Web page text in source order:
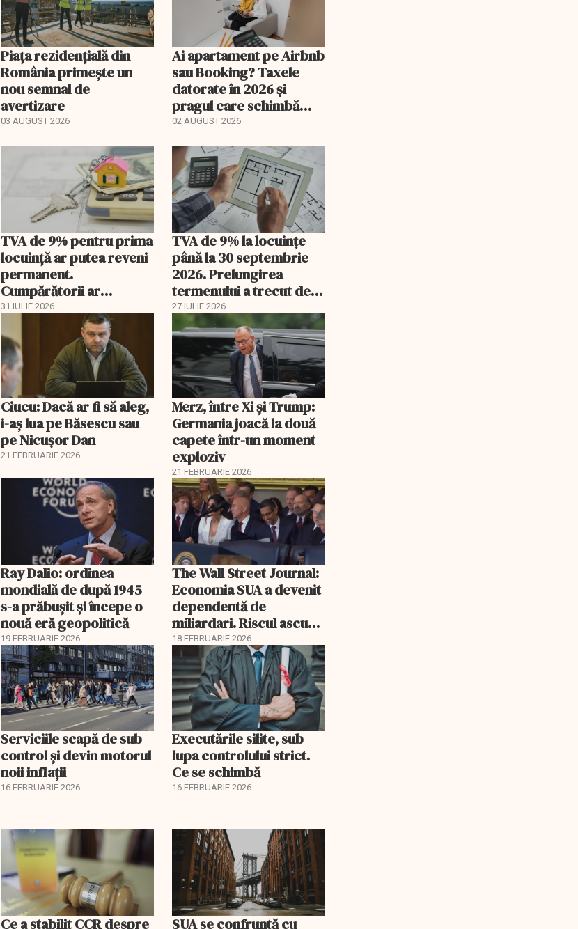
Piața rezidențială din
România primește un
nou semnal de
avertizare
03 AUGUST 2026
Ai apartament pe Airbnb
sau Booking? Taxele
datorate în 2026 și
pragul care schimbă
regimul fiscal
02 AUGUST 2026
TVA de 9% pentru prima
locuință ar putea reveni
permanent.
Cumpărătorii ar
economisi zeci de mii de
31 IULIE 2026
TVA de 9% la locuințe
până la 30 septembrie
2026. Prelungirea
termenului a trecut de
comisia din Parlament
27 IULIE 2026
Ciucu: Dacă ar fi să aleg,
i-aș lua pe Băsescu sau
pe Nicușor Dan
21 FEBRUARIE 2026
Merz, între Xi și Trump:
Germania joacă la două
capete într-un moment
exploziv
21 FEBRUARIE 2026
Ray Dalio: ordinea
mondială de după 1945
s-a prăbușit și începe o
nouă eră geopolitică
19 FEBRUARIE 2026
The Wall Street Journal:
Economia SUA a devenit
dependentă de
miliardari. Riscul ascuns
pentru burse și consum
18 FEBRUARIE 2026
Serviciile scapă de sub
control și devin motorul
noii inflații
16 FEBRUARIE 2026
Executările silite, sub
lupa controlului strict.
Ce se schimbă
16 FEBRUARIE 2026
Ce a stabilit CCR despre SUA se confruntă cu